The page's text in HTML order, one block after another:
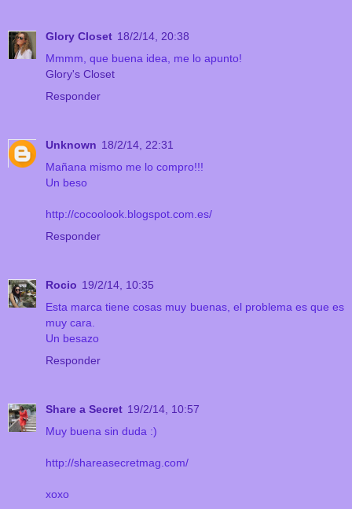
Glory Closet 18/2/14, 20:38
Mmmm, que buena idea, me lo apunto!
Glory's Closet
Responder
Unknown 18/2/14, 22:31
Mañana mismo me lo compro!!!
Un beso
http://cocoolook.blogspot.com.es/
Responder
Rocio 19/2/14, 10:35
Esta marca tiene cosas muy buenas, el problema es que es
muy cara.
Un besazo
Responder
Share a Secret 19/2/14, 10:57
Muy buena sin duda :)
http://shareasecretmag.com/
xoxo